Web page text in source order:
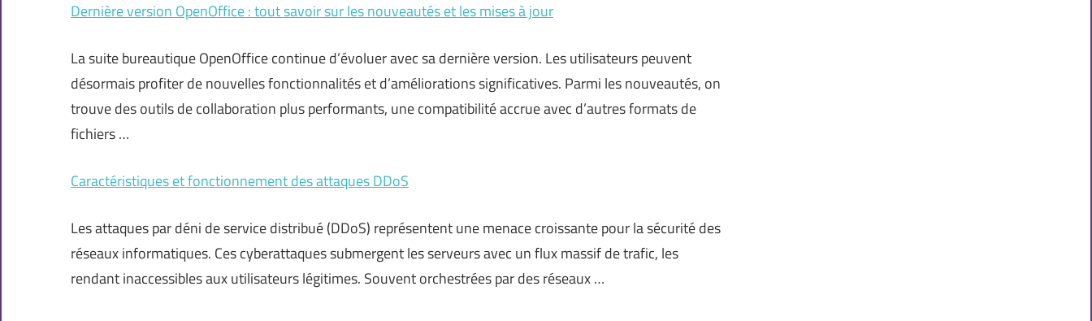
Dernière version OpenOffice : tout savoir sur les nouveautés et les mises à jour
La suite bureautique OpenOffice continue d’évoluer avec sa dernière version. Les utilisateurs peuvent
désormais profiter de nouvelles fonctionnalités et d’améliorations significatives. Parmi les nouveautés, on
trouve des outils de collaboration plus performants, une compatibilité accrue avec d’autres formats de
fichiers …
Caractéristiques et fonctionnement des attaques DDoS
Les attaques par déni de service distribué (DDoS) représentent une menace croissante pour la sécurité des
réseaux informatiques. Ces cyberattaques submergent les serveurs avec un flux massif de trafic, les
rendant inaccessibles aux utilisateurs légitimes. Souvent orchestrées par des réseaux …